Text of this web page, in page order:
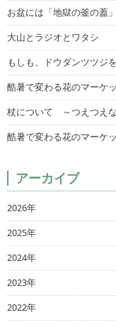
お盆には「地獄の釜の蓋」
大山とラジオとワタシ
もしも、ドウダンツツジ
酷暑で変わる花のマーケ
杖について ～つえつえ
酷暑で変わる花のマーケ
アーカイブ
2026年
2025年
2024年
2023年
2022年